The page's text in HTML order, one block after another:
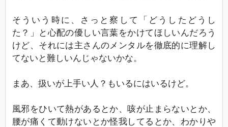
そういう時に、さっと察して「どうしたどうし
た？」と心配の優しい言葉をかけてほしいんだろう
けど、それには主さんのメンタルを徹底的に理解し
てないと難しいんじゃないかな。
まあ、扱いが上手い人？もいるにはいるけど。
風邪をひいて熱があるとか、咳が止まらないとか、
腰が痛くて動けないとか怪我してるとか、わかりや